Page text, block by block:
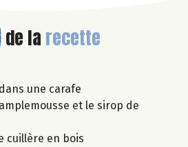
de la recette
une carafe
et le sirop de
cuillère en bois